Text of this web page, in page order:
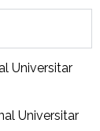
Universitar
Universitar